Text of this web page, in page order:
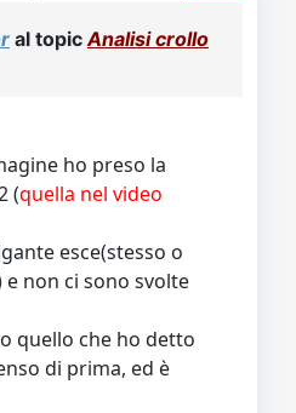
al topicAnalisi crollo
ho preso la
(quella nel video
esce(stesso o
e non ci sono svolte
quello che ho detto
di prima, ed è